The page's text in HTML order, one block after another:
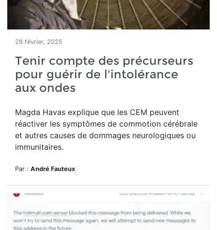
28 février, 2025
Tenir compte des précurseurs
pour guérir de l'intolérance
aux ondes
Magda Havas explique que les CEM peuvent
réactiver les symptômes de commotion cérébrale
et autres causes de dommages neurologiques ou
immunitaires.
Par : André Fauteux